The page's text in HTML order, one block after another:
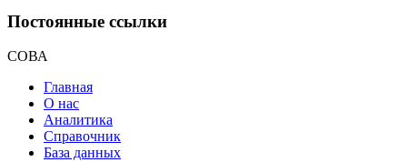
Постоянные ссылки
СОВА
Главная
О нас
Аналитика
Справочник
База данных